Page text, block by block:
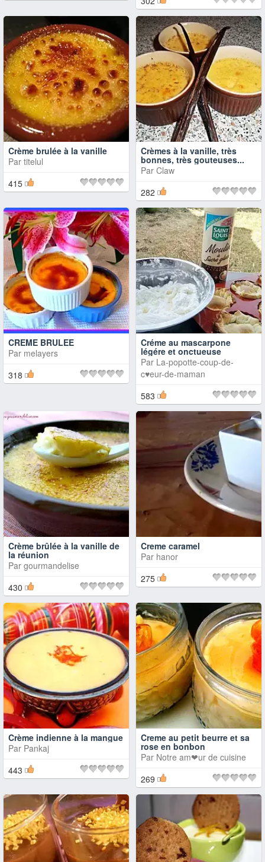
Crème brulée à la vanille
Par titelul
415
Crèmes à la vanille, très
bonnes, très gouteuses...
Par Claw
282
CREME BRULEE
Par melayers
318
Créme au mascarpone
légére et onctueuse
Par La-popotte-coup-de-
c♥eur-de-maman
583
Crème brûlée à la vanille de
la réunion
Par gourmandelise
430
Creme caramel
Par hanor
275
Crème indienne à la mangue
Par Pankaj
443
Creme au petit beurre et sa
rose en bonbon
Par Notre am❤ur de cuisine
269